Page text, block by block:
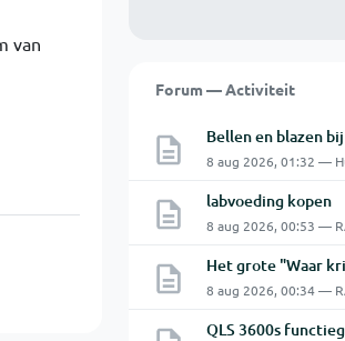
Forum — Activiteit
8 aug 2026, 01:32 —
labvoeding kopen
8 aug 2026, 00:53 —
8 aug 2026, 00:34 —
van